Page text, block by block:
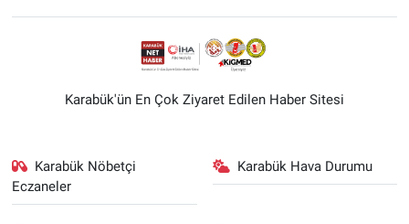
Karabük'ün En Çok Ziyaret Edilen Haber Sitesi
Karabük Nöbetçi
Eczaneler
Karabük Hava Durumu